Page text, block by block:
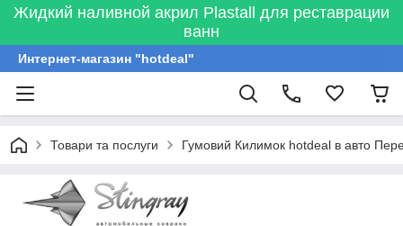
Жидкий наливной акрил Plastall для реставрации
ванн
Интернет-магазин "hotdeal"
Товари та послуги Гумовий Килимок hotdeal в авто